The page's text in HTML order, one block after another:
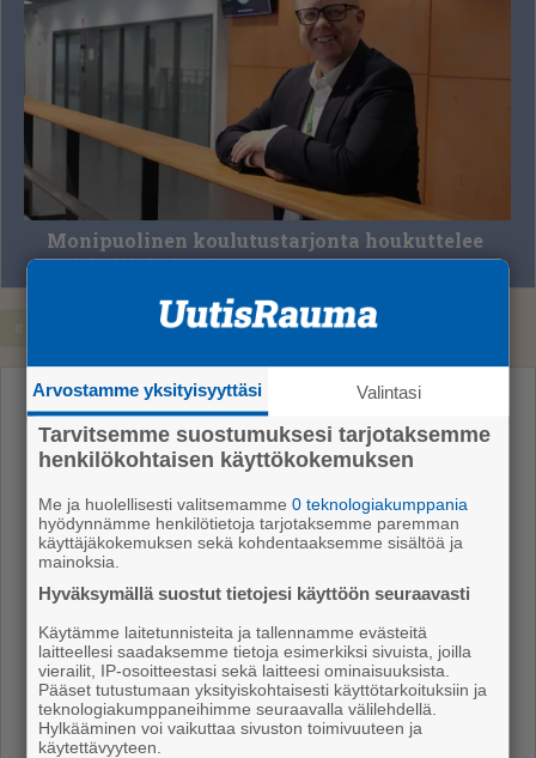
Monipuolinen koulutustarjonta houkuttelee
opiskelijaksi WinNovaan
« 7 8 9 10
Uusimmat
Ikäihmisille kaupatut ilmanvaihtopalvelut
käynnistivät laajan esitutkinnan
Uutiset 7.8.2026 12.15
Katto on 120 vuotta!
Mielipiteet 7.8.2026 7.00
Perseidien tähdenlentoja näkyy taas
Ajassa 6.8.2026 11.40
Arvostamme yksityisyyttäsi Valintasi
Tarvitsemme suostumuksesi tarjotaksemme
henkilökohtaisen käyttökokemuksen
Me ja huolellisesti valitsemamme0 teknologiakumppania
hyödynnämme henkilötietoja tarjotaksemme paremman
käyttäjäkokemuksen sekä kohdentaaksemme sisältöä ja
mainoksia.
Hyväksymällä suostut tietojesi käyttöön seuraavasti
Käytämme laitetunnisteita ja tallennamme evästeitä
laitteellesi saadaksemme tietoja esimerkiksi sivuista, joilla
vierailit, IP-osoitteestasi sekä laitteesi ominaisuuksista.
Pääset tutustumaan yksityiskohtaisesti käyttötarkoituksiin ja
teknologiakumppaneihimme seuraavalla välilehdellä.
Hylkääminen voi vaikuttaa sivuston toimivuuteen ja
käytettävyyteen.